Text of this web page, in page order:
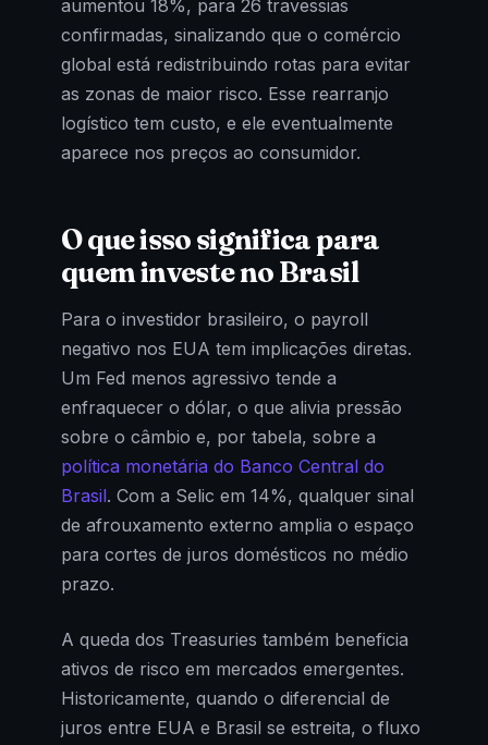
aumentou 18%, para 26 travessias
confirmadas, sinalizando que o comércio
global está redistribuindo rotas para evitar
as zonas de maior risco. Esse rearranjo
logístico tem custo, e ele eventualmente
aparece nos preços ao consumidor.
O que isso significa para
quem investe no Brasil
Para o investidor brasileiro, o payroll
negativo nos EUA tem implicações diretas.
Um Fed menos agressivo tende a
enfraquecer o dólar, o que alivia pressão
sobre o câmbio e, por tabela, sobre a
política monetária do Banco Central do
Brasil. Com a Selic em 14%, qualquer sinal
de afrouxamento externo amplia o espaço
para cortes de juros domésticos no médio
prazo.
A queda dos Treasuries também beneficia
ativos de risco em mercados emergentes.
Historicamente, quando o diferencial de
juros entre EUA e Brasil se estreita, o fluxo